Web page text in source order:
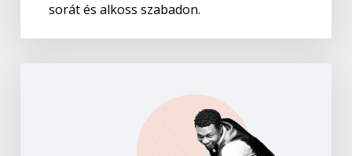
sorát és alkoss szabadon.